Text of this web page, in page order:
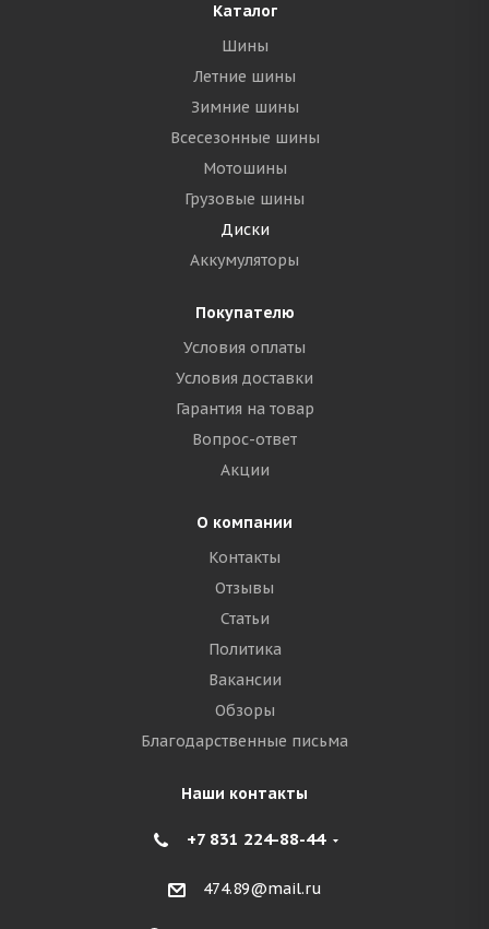
Каталог
Шины
Летние шины
Зимние шины
Всесезонные шины
Мотошины
Грузовые шины
Диски
Аккумуляторы
Покупателю
Условия оплаты
Условия доставки
Гарантия на товар
Вопрос-ответ
Акции
О компании
Контакты
Отзывы
Статьи
Политика
Вакансии
Обзоры
Благодарственные письма
Наши контакты
+7 831 224-88-44
474.89@mail.ru